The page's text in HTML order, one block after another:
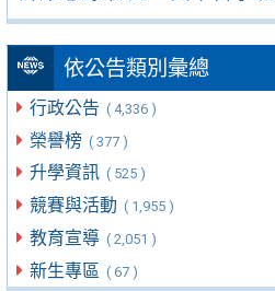
依公告類別彙總
行政公告 ( 4,336 )
榮譽榜 ( 377 )
升學資訊 ( 525 )
競賽與活動 ( 1,955 )
教育宣導 ( 2,051 )
新生專區 ( 67 )